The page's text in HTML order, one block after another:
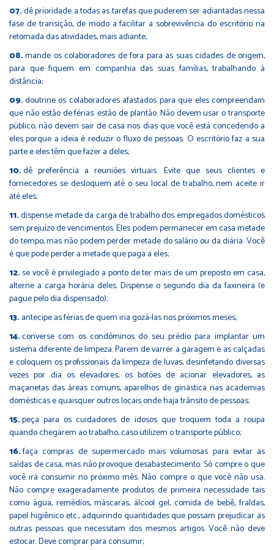
dê prioridade a todas as tarefas que puderem ser adiantadas nessa
fase de transição, de modo a facilitar a sobrevivência do escritório na
retomada das atividades, mais adiante;
mande os colaboradores de fora para as suas cidades de origem,
para que fiquem em companhia das suas famílias, trabalhando à
distância;
doutrine os colaboradores afastados para que eles compreendam
que não estão de férias: estão de plantão. Não devem usar o transporte
público, não devem sair de casa nos dias que você está concedendo a
eles porque a ideia é reduzir o fluxo de pessoas. O escritório faz a sua
parte e eles têm que fazer a deles;
dê preferência a reuniões virtuais. Evite que seus clientes e
fornecedores se desloquem até o seu local de trabalho, nem aceite ir
até eles;
dispense metade da carga de trabalho dos empregados domésticos
sem prejuízo de vencimentos. Eles podem permanecer em casa metade
do tempo, mas não podem perder metade do salário ou da diária. Você
é que pode perder a metade que paga a eles;
se você é privilegiado a ponto de ter mais de um preposto em casa,
alterne a carga horária deles. Dispense o segundo dia da faxineira (e
pague pelo dia dispensado);
antecipe as férias de quem iria gozá-las nos próximos meses;
converse com os condôminos do seu prédio para implantar um
sistema diferente de limpeza. Parem de varrer a garagem e as calçadas
e coloquem os profissionais da limpeza de luvas, desinfetando diversas
vezes por dia os elevadores, os botões de acionar elevadores, as
maçanetas das áreas comuns, aparelhos de ginástica nas academias
domésticas e quaisquer outros locais onde haja trânsito de pessoas;
peça para os cuidadores de idosos que troquem toda a roupa
quando chegarem ao trabalho, caso utilizem o transporte público;
faça compras de supermercado mais volumosas para evitar as
saídas de casa, mas não provoque desabastecimento. Só compre o que
você irá consumir no próximo mês. Não compre o que você não usa.
Não compre exageradamente produtos de primeira necessidade tais
como água, remédios, máscaras, álcool gel, comida de bebê, fraldas,
papel higiênico etc., adquirindo quantidades que possam prejudicar as
outras pessoas que necessitam dos mesmos artigos. Você não deve
estocar. Deve comprar para consumir;